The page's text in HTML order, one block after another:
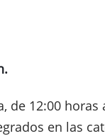
de 12:00 horas
en las